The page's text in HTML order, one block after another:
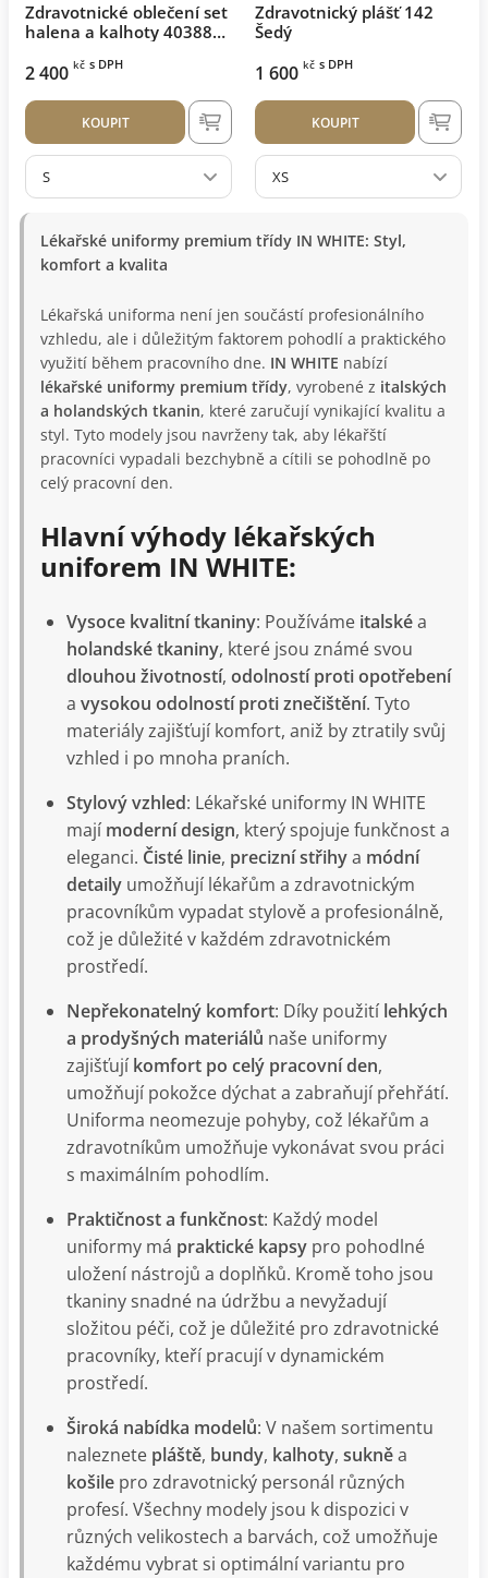
Zdravotnické oblečení set
halena a kalhoty 40388
2 400 kč s DPH
KOUPIT
S
Zdravotnický plášť 142
Šedý
1 600 kč s DPH
KOUPIT
XS
Lékařské uniformy premium třídy IN WHITE: Styl,
komfort a kvalita
Lékařská uniforma není jen součástí profesionálního
vzhledu, ale i důležitým faktorem pohodlí a praktického
využití během pracovního dne. IN WHITE nabízí
lékařské uniformy premium třídy, vyrobené z italských
a holandských tkanin, které zaručují vynikající kvalitu a
styl. Tyto modely jsou navrženy tak, aby lékařští
pracovníci vypadali bezchybně a cítili se pohodlně po
celý pracovní den.
Hlavní výhody lékařských
uniforem IN WHITE:
Vysoce kvalitní tkaniny: Používáme italskéa
holandské tkaniny, které jsou známé svou
dlouhou životností, odolností proti opotřebení
a vysokou odolností proti znečištění. Tyto
materiály zajišťují komfort, aniž by ztratily svůj
vzhled i po mnoha praních.
Stylový vzhled: Lékařské uniformy IN WHITE
mají moderní design, který spojuje funkčnost a
eleganci. Čisté linie, precizní střihya módní
detaily umožňují lékařům a zdravotnickým
pracovníkům vypadat stylově a profesionálně,
což je důležité v každém zdravotnickém
prostředí.
Nepřekonatelný komfort: Díky použití lehkých
a prodyšných materiálů naše uniformy
zajišťují komfort po celý pracovní den,
umožňují pokožce dýchat a zabraňují přehřátí.
Uniforma neomezuje pohyby, což lékařům a
zdravotníkům umožňuje vykonávat svou práci
s maximálním pohodlím.
Praktičnost a funkčnost: Každý model
uniformy má praktické kapsy pro pohodlné
uložení nástrojů a doplňků. Kromě toho jsou
tkaniny snadné na údržbu a nevyžadují
složitou péči, což je důležité pro zdravotnické
pracovníky, kteří pracují v dynamickém
prostředí.
Široká nabídka modelů: V našem sortimentu
naleznete pláště, bundy, kalhoty, sukněa
košile pro zdravotnický personál různých
profesí. Všechny modely jsou k dispozici v
různých velikostech a barvách, což umožňuje
každému vybrat si optimální variantu pro